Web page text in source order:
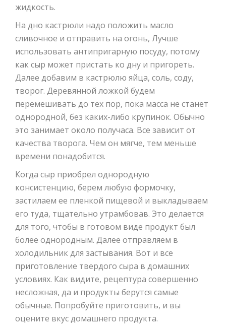
жидкость.
На дно кастрюли надо положить масло
сливочное и отправить на огонь, Лучше
использовать антипригарную посуду, потому
как сыр может пристать ко дну и пригореть.
Далее добавим в кастрюлю яйца, соль, соду,
творог. Деревянной ложкой будем
перемешивать до тех пор, пока масса не станет
однородной, без каких-либо крупинок. Обычно
это занимает около получаса. Все зависит от
качества творога. Чем он мягче, тем меньше
времени понадобится.
Когда сыр приобрел однородную
консистенцию, берем любую формочку,
застилаем ее пленкой пищевой и выкладываем
его туда, тщательно утрамбовав. Это делается
для того, чтобы в готовом виде продукт был
более однородным. Далее отправляем в
холодильник для застывания. Вот и все
приготовление твердого сыра в домашних
условиях. Как видите, рецептура совершенно
несложная, да и продукты берутся самые
обычные. Попробуйте приготовить, и вы
оцените вкус домашнего продукта.